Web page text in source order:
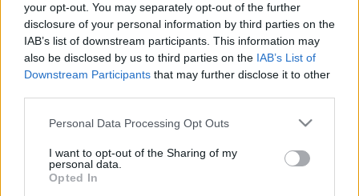
your opt-out. You may separately opt-out of the further
disclosure of your personal information by third parties on the
IAB’s list of downstream participants. This information may
also be disclosed by us to third parties on the IAB’s List of
Downstream Participants that may further disclose it to other
Please note that this website/app uses one or more Google
not limited to your visit or usage behaviour. You may click to
grant or deny consent to Google and its third-party tags to
use your data for below specified purposes in below Google
Personal Data Processing Opt Outs
I want to opt-out of the Sharing of my
personal data.
Opted In
Hosszan vívódott, hogy ki merjen-e állni a
nyilvánosság elé, kockáztatva a megbélyegzést is –
és végül kiállt. Őszintén bevallotta. Hogy mi adott
neki bátorságot, s hogy mi mivel érdemeltük ki
őszinteségét, nem tudjuk. Megtette, megmondta,
ájtatoskodva belegyalogolt jó…
A Nemzeti Együttműködés Rendszere
a Katona József Színházban